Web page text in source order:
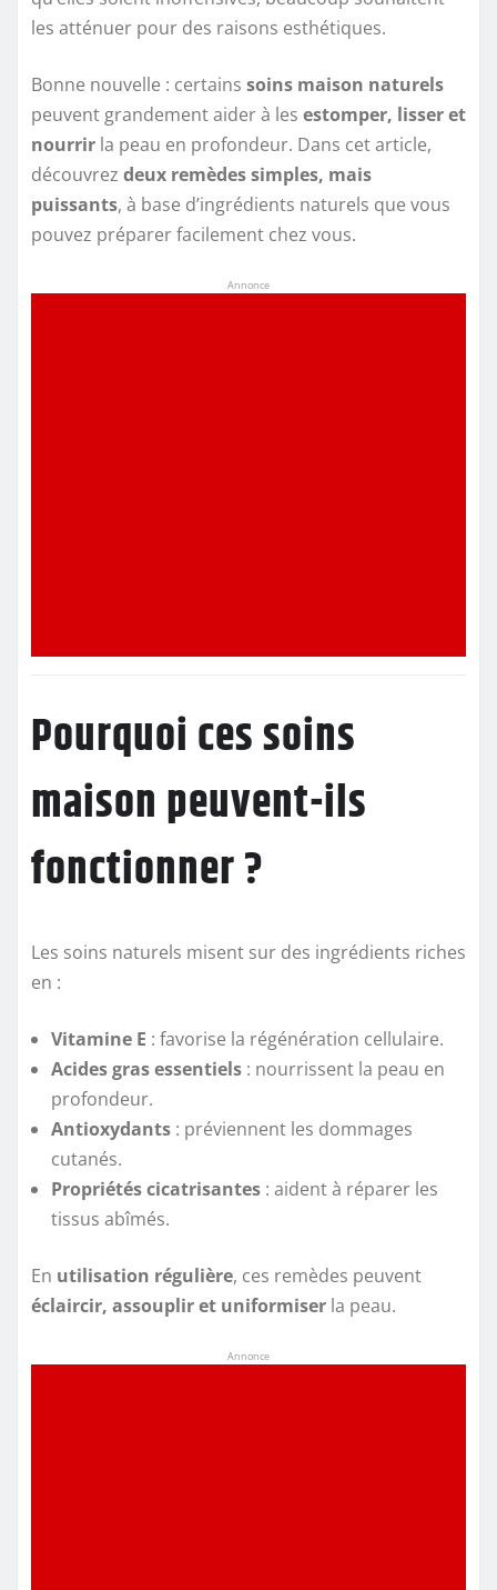
les atténuer pour des raisons esthétiques.
Bonne nouvelle : certains soins maison naturels
peuvent grandement aider à les estomper, lisser et
nourrir la peau en profondeur. Dans cet article,
découvrez deux remèdes simples, mais
puissants, à base d’ingrédients naturels que vous
pouvez préparer facilement chez vous.
Annonce
Pourquoi ces soins
maison peuvent-ils
fonctionner ?
Les soins naturels misent sur des ingrédients riches
en :
Vitamine E : favorise la régénération cellulaire.
Acides gras essentiels : nourrissent la peau en
profondeur.
Antioxydants : préviennent les dommages
cutanés.
Propriétés cicatrisantes : aident à réparer les
tissus abîmés.
En utilisation régulière, ces remèdes peuvent
éclaircir, assouplir et uniformiser la peau.
Annonce